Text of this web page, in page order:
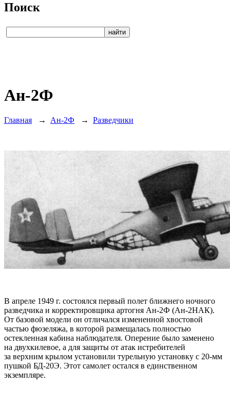
Поиск
Ан-2Ф
Главная → Ан-2Ф → Разведчики
В апреле 1949 г. состоялся первый полет ближнего ночного
разведчика и корректировщика артогня Ан-2Ф (Ан-2НАК).
От базовой модели он отличался измененной хвостовой
частью фюзеляжа, в которой размещалась полностью
остекленная кабина наблюдателя. Оперение было заменено
на двухкилевое, а для защиты от атак истребителей
за верхним крылом установили турельную установку с 20-мм
пушкой БД-20Э. Этот самолет остался в единственном
экземпляре.